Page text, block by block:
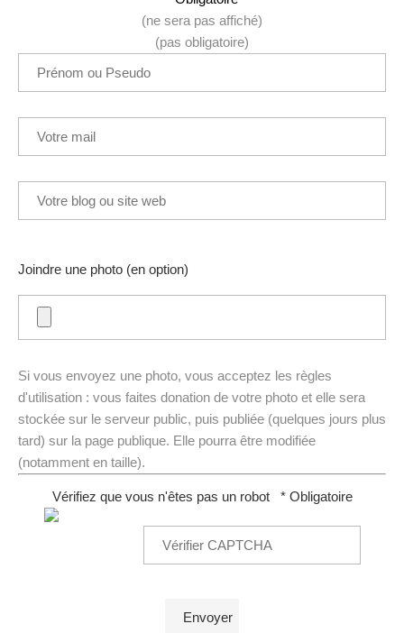
(ne sera pas affiché)
(pas obligatoire)
Joindre une photo (en option)
Si vous envoyez une photo, vous acceptez les règles
d'utilisation : vous faites donation de votre photo et elle sera
stockée sur le serveur public, puis publiée (quelques jours plus
tard) sur la page publique. Elle pourra être modifiée
(notamment en taille).
Vérifiez que vous n'êtes pas un robot * Obligatoire